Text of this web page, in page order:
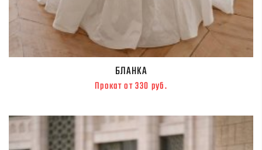
БЛАНКА
Прокат от 330 руб.